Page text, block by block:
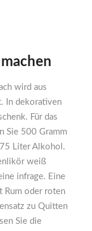
wird aus
In dekorativen
Für das
Sie 500 Gramm
Liter Alkohol.
weiß
infrage. Eine
Rum oder roten
zu Quitten
Sie die